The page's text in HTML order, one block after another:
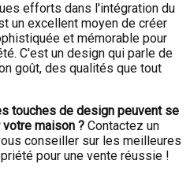
efforts dans l'intégration du
un excellent moyen de créer
et mémorable pour
C'est un design qui parle de
goût, des qualités que tout
touches de design peuvent se
maison ? Contactez un
conseiller sur les meilleures
pour une vente réussie !